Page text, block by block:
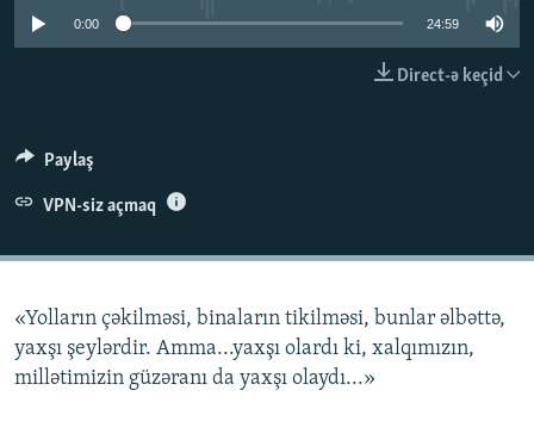
İNFOQRAFIKA
AZƏRBAYCAN ƏDƏBIYYATI KITABXANASI
MISSIYAMIZ
AZADLIQRADIOSU MOBIL TELEFONUNUZDA
BIZIMLƏ ƏLAQƏ
RFE/RL-in bütün saytları
0:00 24:59
Direct-ə keçid
Paylaş
VPN-siz açmaq
«Yolların çəkilməsi, binaların tikilməsi, bunlar əlbəttə,
yaxşı şeylərdir. Amma...yaxşı olardı ki, xalqımızın,
millətimizin güzəranı da yaxşı olaydı...»